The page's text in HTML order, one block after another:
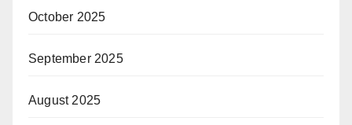
October 2025
September 2025
August 2025